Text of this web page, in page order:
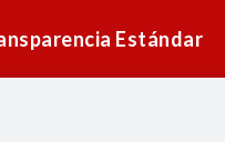
Estándar